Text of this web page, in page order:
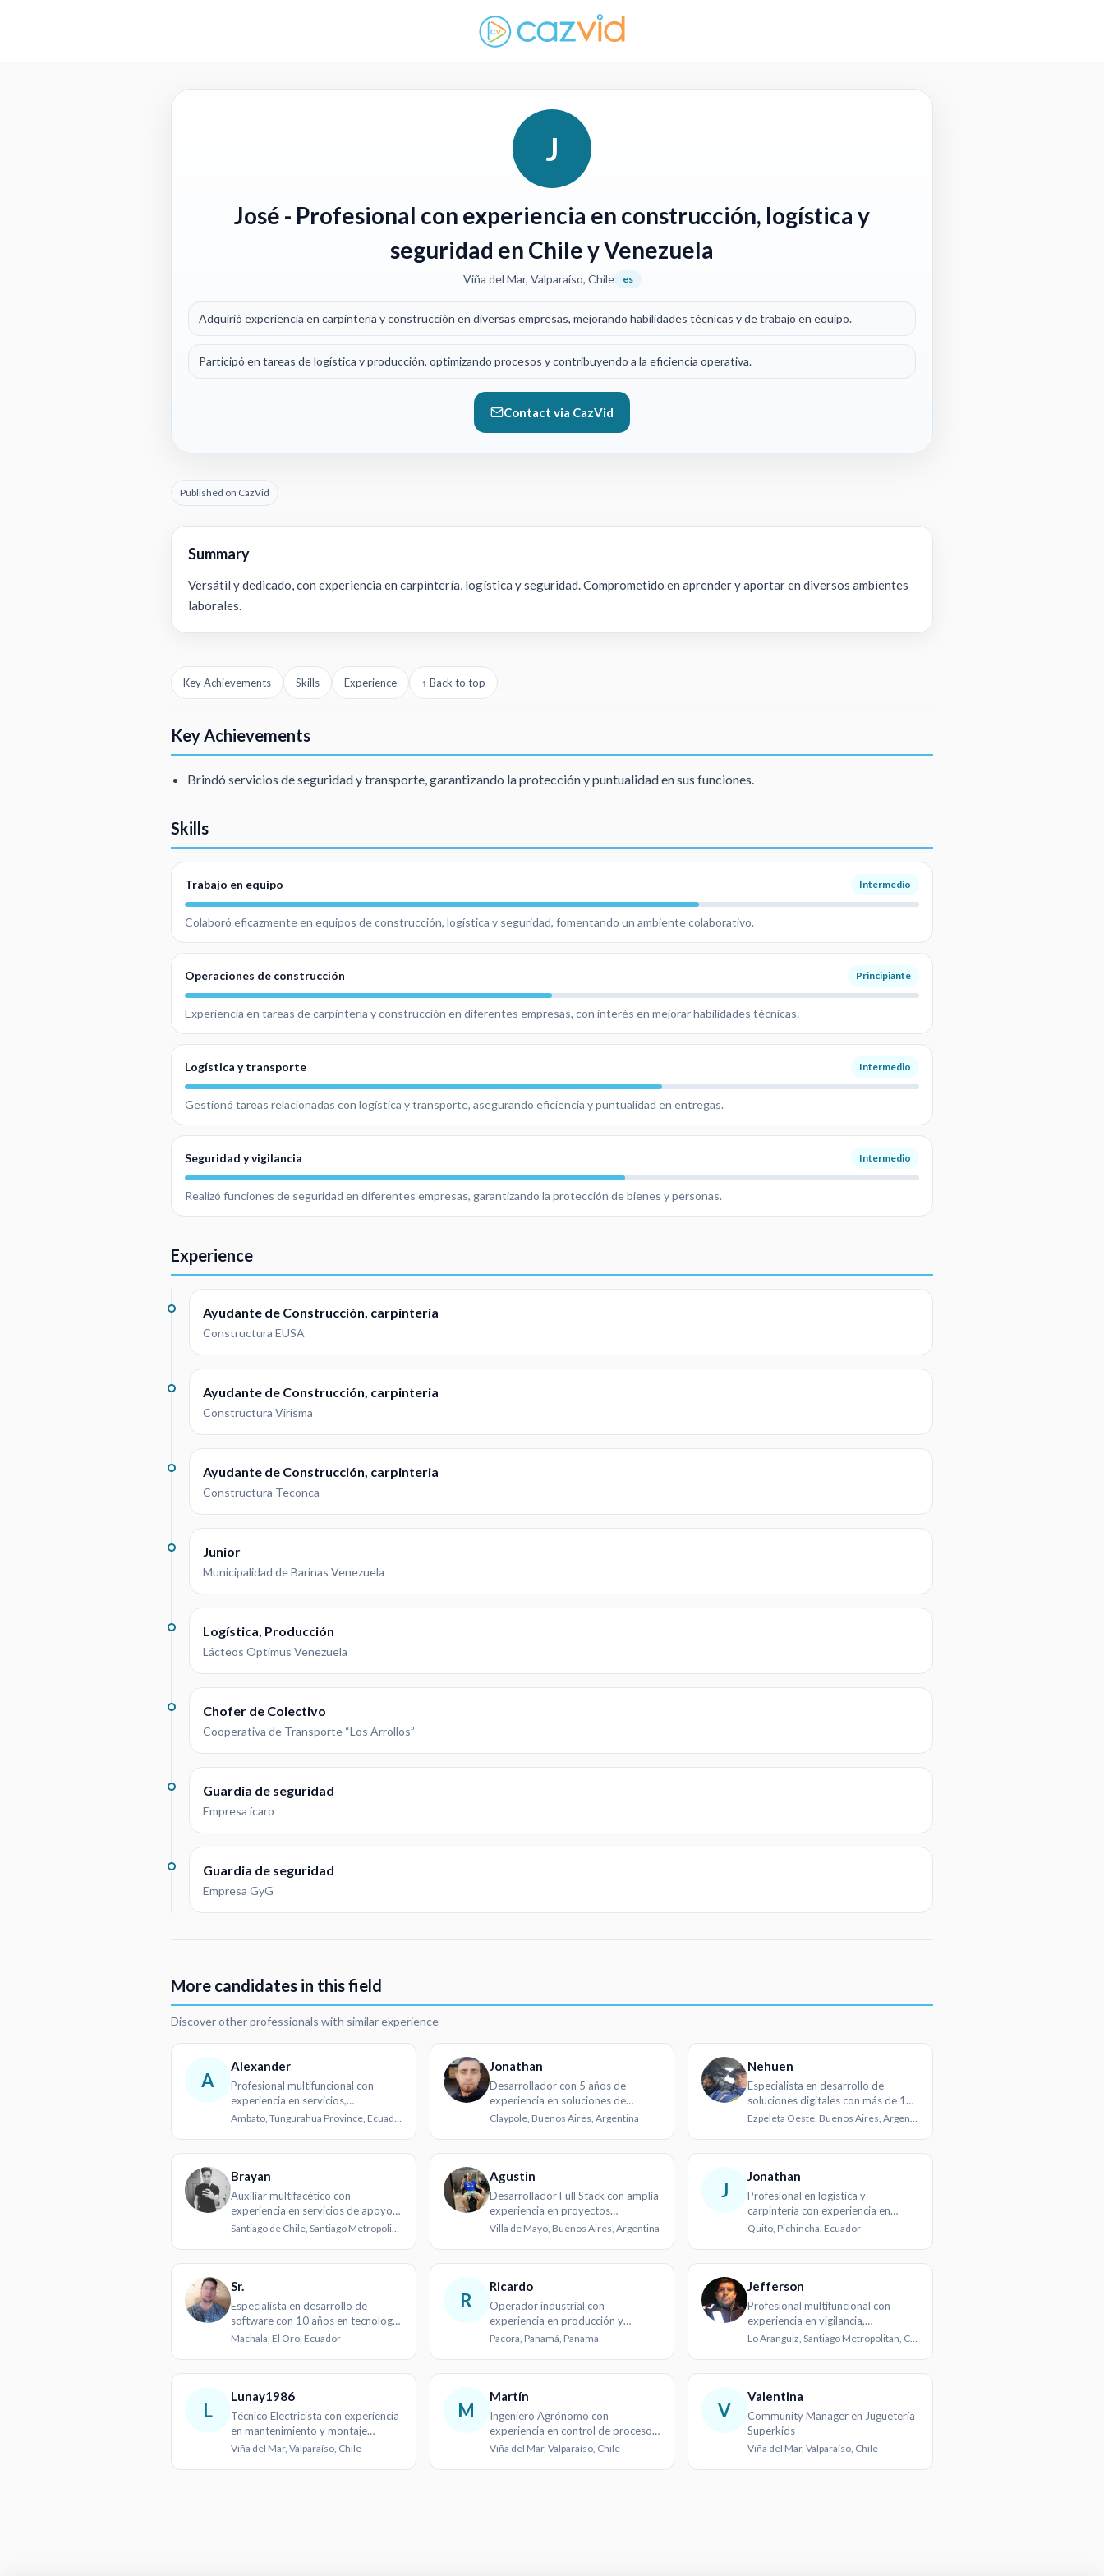
J
José - Profesional con experiencia en construcción, logística y
seguridad en Chile y Venezuela
Viña del Mar, Valparaíso, Chile es
Adquirió experiencia en carpintería y construcción en diversas empresas, mejorando habilidades técnicas y de trabajo en equipo.
Participó en tareas de logística y producción, optimizando procesos y contribuyendo a la eficiencia operativa.
Contact via CazVid
Published on CazVid
Summary
Versátil y dedicado, con experiencia en carpintería, logística y seguridad. Comprometido en aprender y aportar en diversos ambientes
laborales.
Key Achievements Skills Experience ↑ Back to top
Key Achievements
Brindó servicios de seguridad y transporte, garantizando la protección y puntualidad en sus funciones.
Skills
Trabajo en equipo Intermedio
Colaboró eficazmente en equipos de construcción, logística y seguridad, fomentando un ambiente colaborativo.
Operaciones de construcción Principiante
Experiencia en tareas de carpintería y construcción en diferentes empresas, con interés en mejorar habilidades técnicas.
Logística y transporte Intermedio
Gestionó tareas relacionadas con logística y transporte, asegurando eficiencia y puntualidad en entregas.
Seguridad y vigilancia Intermedio
Realizó funciones de seguridad en diferentes empresas, garantizando la protección de bienes y personas.
Experience
Ayudante de Construcción, carpinteria
Constructura EUSA
Ayudante de Construcción, carpinteria
Constructura Virisma
Ayudante de Construcción, carpinteria
Constructura Teconca
Junior
Municipalidad de Barinas Venezuela
Logística, Producción
Lácteos Optimus Venezuela
Chofer de Colectivo
Cooperativa de Transporte “Los Arrollos”
Guardia de seguridad
Empresa ícaro
Guardia de seguridad
Empresa GyG
More candidates in this field
Discover other professionals with similar experience
A
Alexander
Profesional multifuncional con
experiencia en servicios,
automoción y carpintería
Ambato, Tungurahua Province, Ecuador
Jonathan
Desarrollador con 5 años de
experiencia en soluciones de
software innovadoras
Claypole, Buenos Aires, Argentina
Nehuen
Especialista en desarrollo de
soluciones digitales con más de 10
años de experiencia
Ezpeleta Oeste, Buenos Aires, Argentina
Brayan
Auxiliar multifacético con
experiencia en servicios de apoyo y
seguridad
Santiago de Chile, Santiago Metropolitan, Chile
Agustin
Desarrollador Full Stack con amplia
experiencia en proyectos
tecnológicos innovadores
Villa de Mayo, Buenos Aires, Argentina
J
Jonathan
Profesional en logística y
carpintería con experiencia en
distribución y manejo de
Quito, Pichincha, Ecuador
Sr.
Especialista en desarrollo de
software con 10 años en tecnología
y programación
Machala, El Oro, Ecuador
R
Ricardo
Operador industrial con
experiencia en producción y
construcción
Pacora, Panamá, Panama
Jefferson
Profesional multifuncional con
experiencia en vigilancia,
construcción y logística
Lo Aranguiz, Santiago Metropolitan, Chile
L
Lunay1986
Técnico Electricista con experiencia
en mantenimiento y montaje
eléctrico industrial y minero
Viña del Mar, Valparaíso, Chile
M
Martín
Ingeniero Agrónomo con
experiencia en control de procesos
y trazabilidad agrícola
Viña del Mar, Valparaíso, Chile
V
Valentina
Community Manager en Juguetería
Superkids
Viña del Mar, Valparaíso, Chile